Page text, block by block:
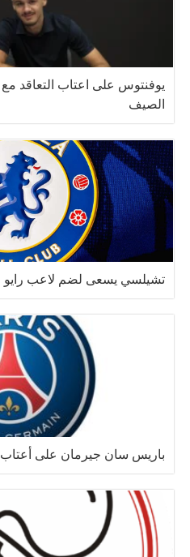
يوفنتوس على اعتاب التعاقد مع
الصيف
تشيلسي يسعى لضم لاعب رايو
باريس سان جيرمان على